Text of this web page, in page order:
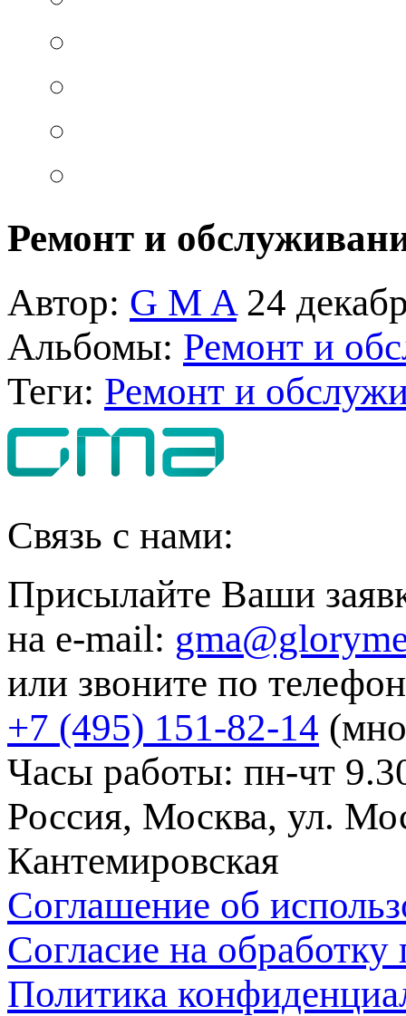
Ремонт и
Автор: G M A24
Альбомы: Ремонт и
Теги: Ремонт и
Связь с нами:
Присылайте Ваши
на e-mail:
или звоните по
+7 (495) 151-82-14
Часы работы: пн-чт
Россия, Москва, ул.
Кантемировская
Соглашение об
Согласие на
Политика